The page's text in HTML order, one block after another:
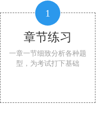
1
章节练习
一章一节细致分析各种题
型，为考试打下基础